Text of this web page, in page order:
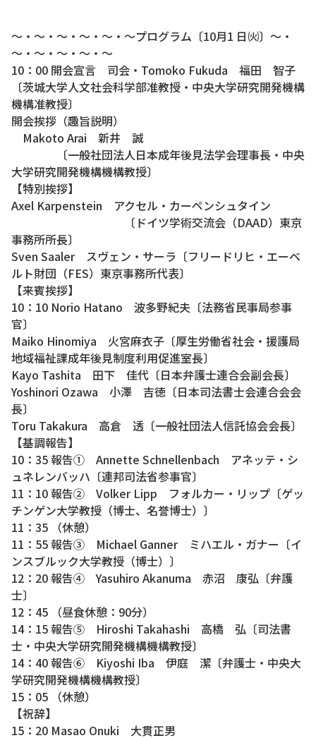
～・～・～・～・～・～プログラム〔10月1 日㈫〕～・
～・～・～・～・～
10：00 開会宣言 司会・Tomoko Fukuda 福田 智子
〔茨城大学人文社会科学部准教授・中央大学研究開発機構
機構准教授〕
開会挨拶（趣旨説明）
Makoto Arai 新井 誠
〔一般社団法人日本成年後見法学会理事長・中央
大学研究開発機構機構教授〕
【特別挨拶】
Axel Karpenstein アクセル・カーペンシュタイン
〔ドイツ学術交流会（DAAD）東京
事務所所長〕
Sven Saaler スヴェン・サーラ〔フリードリヒ・エーベ
ルト財団（FES）東京事務所代表〕
【来賓挨拶】
10：10 Norio Hatano 波多野紀夫〔法務省民事局参事
官〕
Maiko Hinomiya 火宮麻衣子〔厚生労働省社会・援護局
地域福祉課成年後見制度利用促進室長〕
Kayo Tashita 田下 佳代〔日本弁護士連合会副会長〕
Yoshinori Ozawa 小澤 吉徳〔日本司法書士会連合会会
長〕
Toru Takakura 高倉 透〔一般社団法人信託協会会長〕
【基調報告】
10：35 報告① Annette Schnellenbach アネッテ・シ
ュネレンバッハ〔連邦司法省参事官〕
11：10 報告② Volker Lipp フォルカー・リップ〔ゲッ
チンゲン大学教授（博士、名誉博士）〕
11：35 （休憩）
11：55 報告③ Michael Ganner ミハエル・ガナー〔イ
ンスブルック大学教授（博士）〕
12：20 報告④ Yasuhiro Akanuma 赤沼 康弘〔弁護
士〕
12：45 （昼食休憩：90分）
14：15 報告⑤ Hiroshi Takahashi 高橋 弘〔司法書
士・中央大学研究開発機構機構教授〕
14：40 報告⑥ Kiyoshi Iba 伊庭 潔〔弁護士・中央大
学研究開発機構機構教授〕
15：05 （休憩）
【祝辞】
15：20 Masao Onuki 大貫正男